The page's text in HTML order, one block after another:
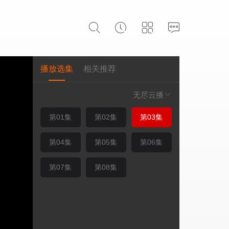
播放选集 相关推荐
无尽云播
第01集 第02集 第03集
第04集 第05集 第06集
第07集 第08集